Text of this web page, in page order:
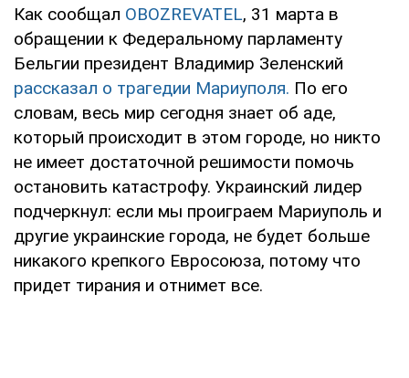
Как сообщал OBOZREVATEL, 31 марта в
обращении к Федеральному парламенту
Бельгии президент Владимир Зеленский
рассказал о трагедии Мариуполя. По его
словам, весь мир сегодня знает об аде,
который происходит в этом городе, но никто
не имеет достаточной решимости помочь
остановить катастрофу. Украинский лидер
подчеркнул: если мы проиграем Мариуполь и
другие украинские города, не будет больше
никакого крепкого Евросоюза, потому что
придет тирания и отнимет все.